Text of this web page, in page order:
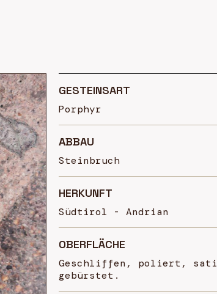
GESTEINSART
Porphyr
ABBAU
Steinbruch
HERKUNFT
Südtirol - Andrian
OBERFLÄCHE
Geschliffen, poliert,
gebürstet.